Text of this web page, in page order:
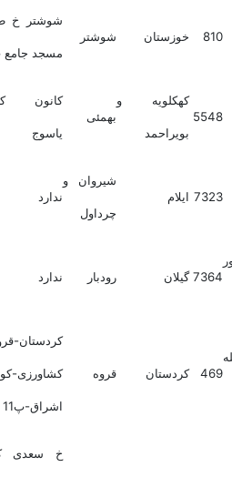
خوزستان شوشتر
شوشتر خ طالقانی خ
مسجد جامع پ 3
کهکلویه و کانون کارشناسان
ایلام
شیروان و
گیلان رودبار ندارد
کردستان قروه
کردستان-قروه-خ
کشاورزی-کوی
خ سعدی کوچه بالا